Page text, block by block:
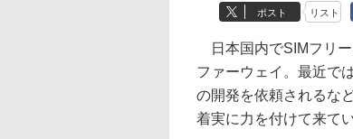
ポスト リスト
日本国内でSIMフリ
ファーウェイ。最近で
の開発を依頼されるな
着実に力を付けて来てい